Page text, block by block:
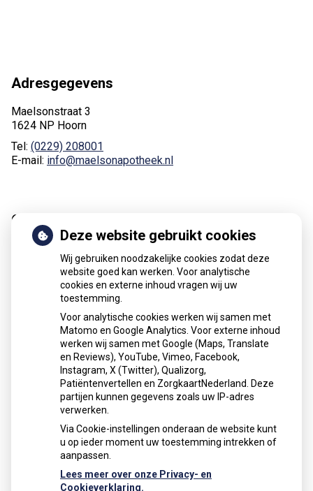
Adresgegevens
Maelsonstraat 3
1624 NP Hoorn
Tel: (0229) 208001
E-mail: info@maelsonapotheek.nl
Online regelen
recepten
middelen
Vragen
stellen
Deze website gebruikt cookies
Wij gebruiken noodzakelijke cookies zodat deze
website goed kan werken. Voor analytische
cookies en externe inhoud vragen wij uw
toestemming.
Voor analytische cookies werken wij samen met
Matomo en Google Analytics. Voor externe inhoud
werken wij samen met Google (Maps, Translate
en Reviews), YouTube, Vimeo, Facebook,
Instagram, X (Twitter), Qualizorg,
Patiëntenvertellen en ZorgkaartNederland. Deze
partijen kunnen gegevens zoals uw IP-adres
verwerken.
Via Cookie-instellingen onderaan de website kunt
u op ieder moment uw toestemming intrekken of
aanpassen.
Lees meer over onze Privacy- en
Cookieverklaring.